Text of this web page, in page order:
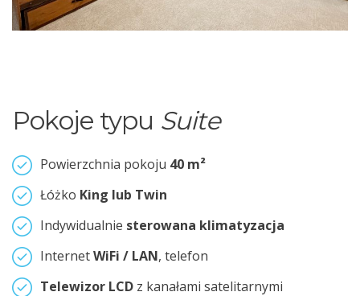
Pokoje typu Suite
Powierzchnia pokoju 40 m²
Łóżko King lub Twin
Indywidualnie sterowana klimatyzacja
InternetWiFi / LAN, telefon
Telewizor LCD z kanałami satelitarnymi